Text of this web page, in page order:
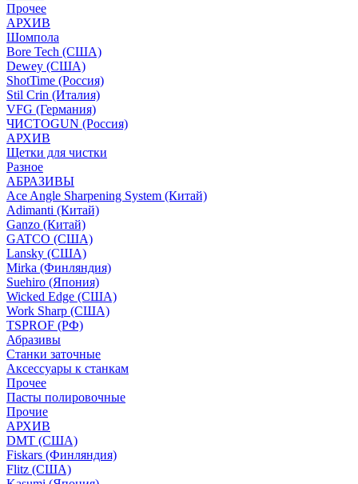
Прочее
АРХИВ
Шомпола
Bore Tech (США)
Dewey (США)
ShotTime (Россия)
Stil Crin (Италия)
VFG (Германия)
ЧИСТОGUN (Россия)
АРХИВ
Щетки для чистки
Разное
АБРАЗИВЫ
Ace Angle Sharpening System (Китай)
Adimanti (Китай)
Ganzo (Китай)
GATCO (США)
Lansky (США)
Mirka (Финляндия)
Suehiro (Япония)
Wicked Edge (США)
Work Sharp (США)
TSPROF (РФ)
Абразивы
Станки заточные
Аксессуары к станкам
Прочее
Пасты полировочные
Прочие
АРХИВ
DMT (США)
Fiskars (Финляндия)
Flitz (США)